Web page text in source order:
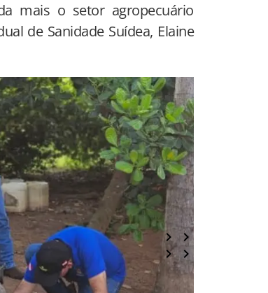
mais o setor agropecuário
de Sanidade Suídea, Elaine